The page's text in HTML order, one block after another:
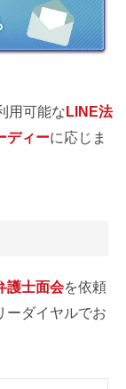
用可能なLINE法
ディーに応じま
護士面会を依頼
ーダイヤルでお